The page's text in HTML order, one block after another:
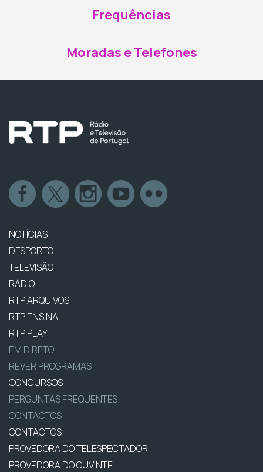
Frequências
Moradas e Telefones
NOTÍCIAS
DESPORTO
TELEVISÃO
RÁDIO
RTP ARQUIVOS
RTP ENSINA
RTP PLAY
EM DIRETO
REVER PROGRAMAS
CONCURSOS
PERGUNTAS FREQUENTES
CONTACTOS
CONTACTOS
PROVEDORA DO TELESPECTADOR
PROVEDORA DO OUVINTE